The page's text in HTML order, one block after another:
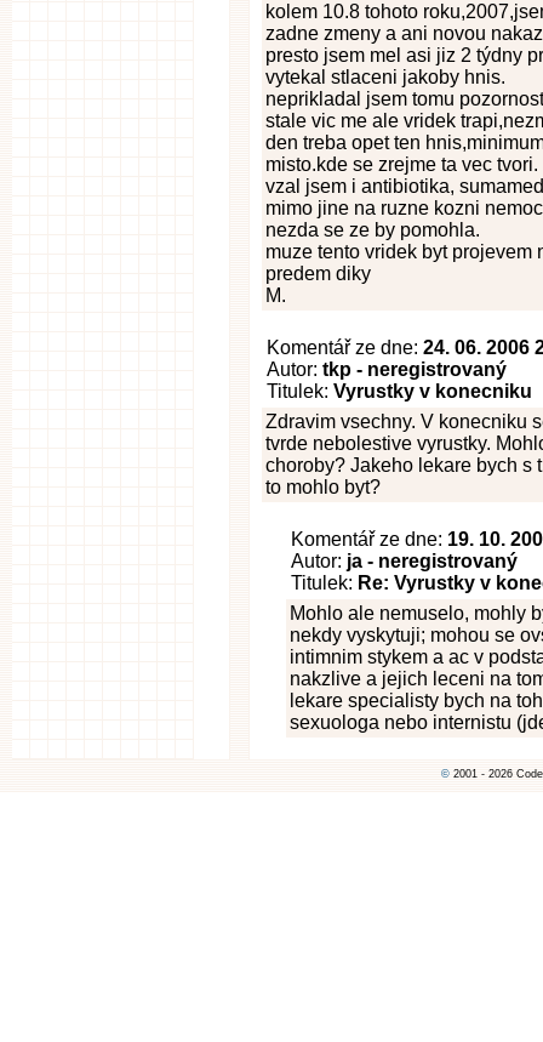
kolem 10.8 tohoto
zadne zmeny a ani novou
presto jsem mel asi jiz 2 týdny
vytekal stlaceni jakoby hnis.
neprikladal jsem tomu
stale vic me ale vridek
den treba opet ten
misto.kde se zrejme ta vec tvori.
vzal jsem i antibiotika,
mimo jine na ruzne kozni
nezda se ze by pomohla.
muze tento vridek byt projevem
predem diky
M.
Komentář ze dne: 24. 06. 2006
Autor: tkp - neregistrovaný
Titulek: Vyrustky v konecniku
Zdravim vsechny. V konecniku
tvrde nebolestive vyrustky.
choroby? Jakeho lekare bych s
to mohlo byt?
Komentář ze dne: 19. 10.
Autor: ja - neregistrovaný
Titulek: Re: Vyrustky v
Mohlo ale nemuselo, mohly
nekdy vyskytuji; mohou se
intimnim stykem a ac v
nakzlive a jejich leceni na
lekare specialisty bych na
sexuologa nebo internistu
© 2001 - 2026